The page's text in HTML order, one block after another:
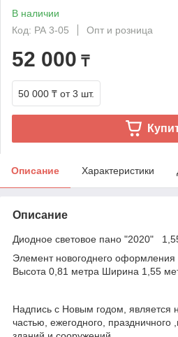
В наличии
Код: РА 3-05
Опт и розница
52 000 ₸
50 000 ₸ от 3 шт.
Описание Характеристики
Описание
Диодное световое пано "2020"
Элемент новогоднего оформления
Высота 0,81 метра Ширина 1,55
Надпись с Новым годом, является
частью, ежегодного,